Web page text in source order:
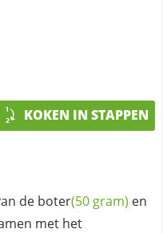
KOKEN IN STAPPEN
de boter(50 gram) en
met het